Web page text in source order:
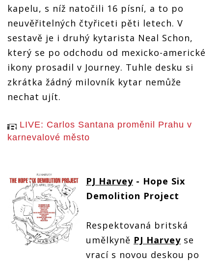
kapelu, s níž natočili 16 písní, a to po
neuvěřitelných čtyřiceti pěti letech. V
sestavě je i druhý kytarista Neal Schon,
který se po odchodu od mexicko-americké
ikony prosadil v Journey. Tuhle desku si
zkrátka žádný milovník kytar nemůže
nechat ujít.
LIVE: Carlos Santana proměnil Prahu v
karnevalové město
PJ Harvey - Hope Six
Demolition Project
Respektovaná britská
umělkyně PJ Harvey se
vrací s novou deskou po